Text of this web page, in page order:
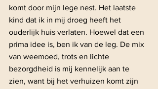
komt door mijn lege nest. Het laatste
kind dat ik in mij droeg heeft het
ouderlijk huis verlaten. Hoewel dat een
prima idee is, ben ik van de leg. De mix
van weemoed, trots en lichte
bezorgdheid is mij kennelijk aan te
zien, want bij het verhuizen komt zijn